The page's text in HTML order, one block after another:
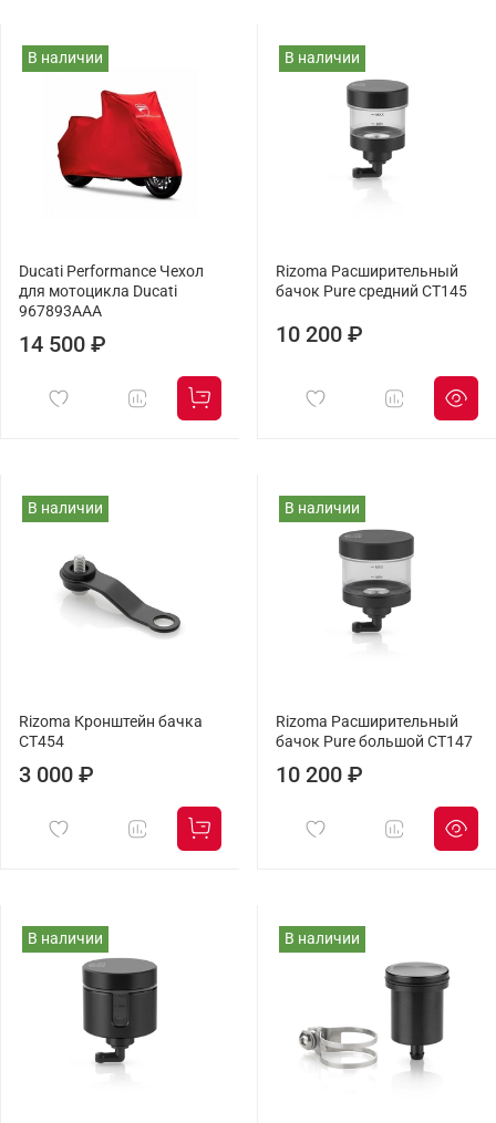
В наличии
Ducati Performance Чехол
для мотоцикла Ducati
967893AAA
14 500 ₽
В наличии
Rizoma Расширительный
бачок Pure средний CT145
10 200 ₽
В наличии
Rizoma Кронштейн бачка
CT454
3 000 ₽
В наличии
Rizoma Расширительный
бачок Pure большой CT147
10 200 ₽
В наличии В наличии